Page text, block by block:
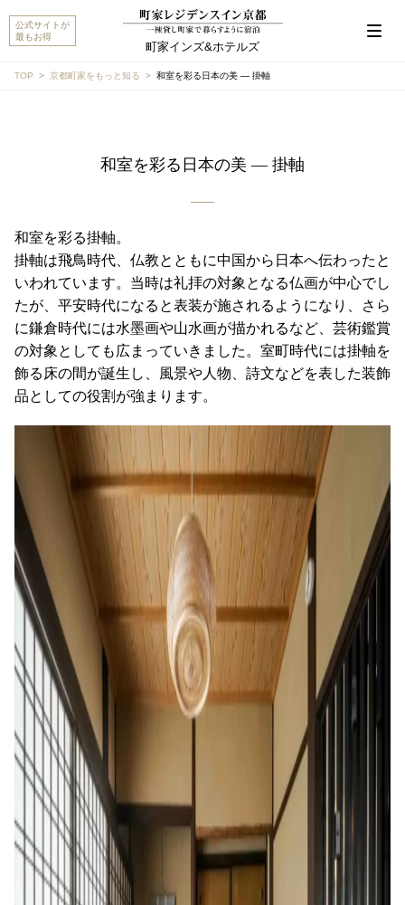
町家インズ&ホテルズ
公式サイトが
最もお得
TOP 京都町家をもっと知る 和室を彩る日本の美 ― 掛軸
和室を彩る日本の美 ― 掛軸
和室を彩る掛軸。
掛軸は飛鳥時代、仏教とともに中国から日本へ伝わったと
いわれています。当時は礼拝の対象となる仏画が中心でし
たが、平安時代になると表装が施されるようになり、さら
に鎌倉時代には水墨画や山水画が描かれるなど、芸術鑑賞
の対象としても広まっていきました。室町時代には掛軸を
飾る床の間が誕生し、風景や人物、詩文などを表した装飾
品としての役割が強まります。
す。宿をお探しですか？それとも宿や予約についてご